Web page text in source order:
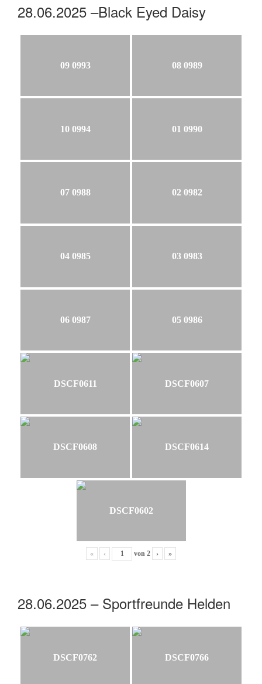
28.06.2025 –Black Eyed Daisy
09 0993 08 0989
10 0994 01 0990
07 0988 02 0982
04 0985 03 0983
06 0987 05 0986
DSCF0611 DSCF0607
DSCF0608 DSCF0614
DSCF0602
« ‹ von 2 › »
28.06.2025 – Sportfreunde Helden
DSCF0762 DSCF0766